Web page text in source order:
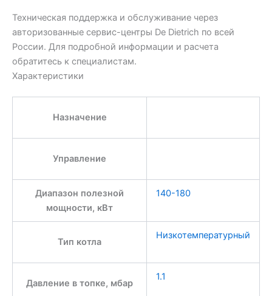
Техническая поддержка и обслуживание через
авторизованные сервис-центры De Dietrich по всей
России. Для подробной информации и расчета
обратитесь к специалистам.
Характеристики
Назначение
Управление
Диапазон полезной
мощности, кВт
140-180
Тип котла
Низкотемпературный
Давление в топке, мбар
1.1